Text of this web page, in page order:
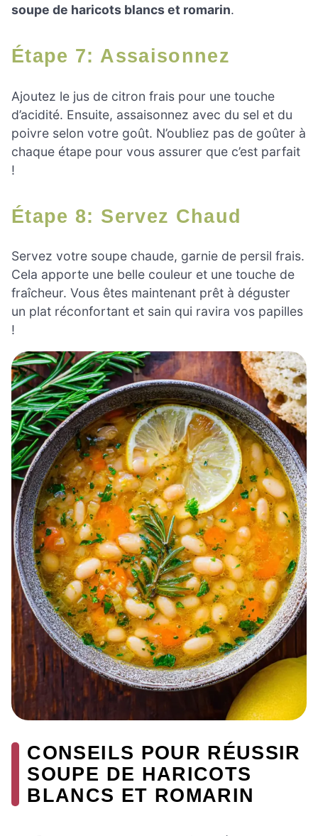
soupe de haricots blancs et romarin.
Étape 7: Assaisonnez
Ajoutez le jus de citron frais pour une touche
d’acidité. Ensuite, assaisonnez avec du sel et du
poivre selon votre goût. N’oubliez pas de goûter à
chaque étape pour vous assurer que c’est parfait
!
Étape 8: Servez Chaud
Servez votre soupe chaude, garnie de persil frais.
Cela apporte une belle couleur et une touche de
fraîcheur. Vous êtes maintenant prêt à déguster
un plat réconfortant et sain qui ravira vos papilles
!
CONSEILS POUR RÉUSSIR
SOUPE DE HARICOTS
BLANCS ET ROMARIN